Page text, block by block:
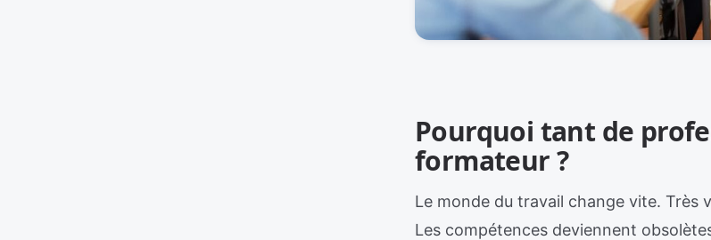
Pourquoi tant de
formateur ?
Le monde du travail change vite. Très
Les compétences deviennent